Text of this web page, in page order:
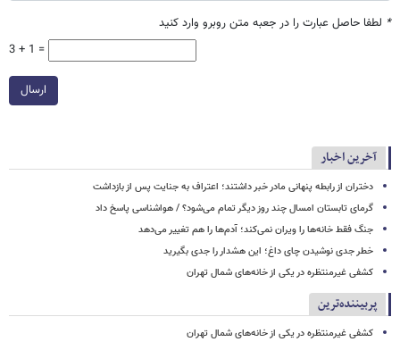
* لطفا حاصل عبارت را در جعبه متن روبرو وارد کنید
3 + 1 =
ارسال
آخرین اخبار
دختران از رابطه پنهانی مادر خبر داشتند؛ اعتراف به جنایت پس از بازداشت
گرمای تابستان امسال چند روز دیگر تمام می‌شود؟ / هواشناسی پاسخ داد
جنگ فقط خانه‌ها را ویران نمی‌کند؛ آدم‌ها را هم تغییر می‌دهد
خطر جدی نوشیدن چای داغ؛ این هشدار را جدی بگیرید
کشفی غیرمنتظره در یکی از خانه‌های شمال تهران
پربیننده‌ترین
کشفی غیرمنتظره در یکی از خانه‌های شمال تهران